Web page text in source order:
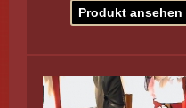
Produkt ansehen